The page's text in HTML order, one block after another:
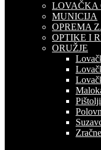
LOVAČKA
MUNICIJA
OPREMA
OPTIKE I
ORUŽJE
Pištolji